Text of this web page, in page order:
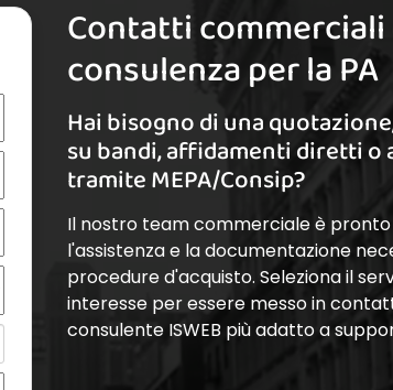
Contatti commerciali
consulenza per la PA
Hai bisogno di una
su bandi, affidamenti diretti o
tramite MEPA/Consip?
Il nostro team commerciale è
l'assistenza e la documentazione
procedure d'acquisto. Seleziona il
interesse per essere messo in
consulente ISWEB più adatto a